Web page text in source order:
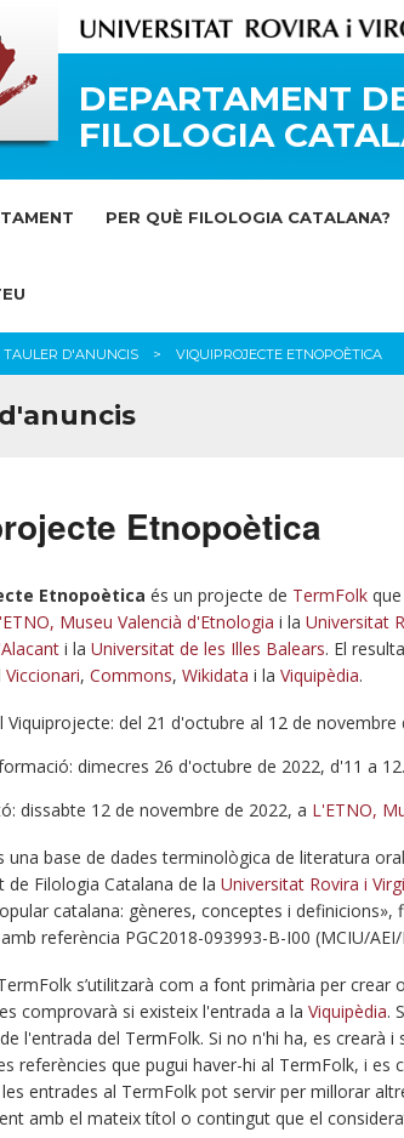
DEPARTAMENT
FILOLOGIA
PER QUÈ FILOLOGIA CATALANA?
TAULER D'ANUNCIS VIQUIPROJECTE ETNOPOÈTICA
Etnopoètica
Etnopoètica és un projecte de TermFolk
Museu Valencià d'Etnologia i la Universitat
i la Universitat de les Illes Balears. El
Viccionari, Commons, Wikidata i la Viquipèdia.
Viquiprojecte: del 21 d'octubre al 12 de novembre
dimecres 26 d'octubre de 2022, d'11 a
dissabte 12 de novembre de 2022, a L'ETNO,
una base de dades terminològica de literatura
de Filologia Catalana de la Universitat Rovira i
catalana: gèneres, conceptes i
referència PGC2018-093993-B-I00 (MCIU/AEI/
s’utilitzarà com a font primària per crear
comprovarà si existeix l'entrada a la Viquipèdia.
l'entrada del TermFolk. Si no n'hi ha, es crearà
referències que pugui haver-hi al TermFolk, i es
entrades al TermFolk pot servir per millorar
amb el mateix títol o contingut que el